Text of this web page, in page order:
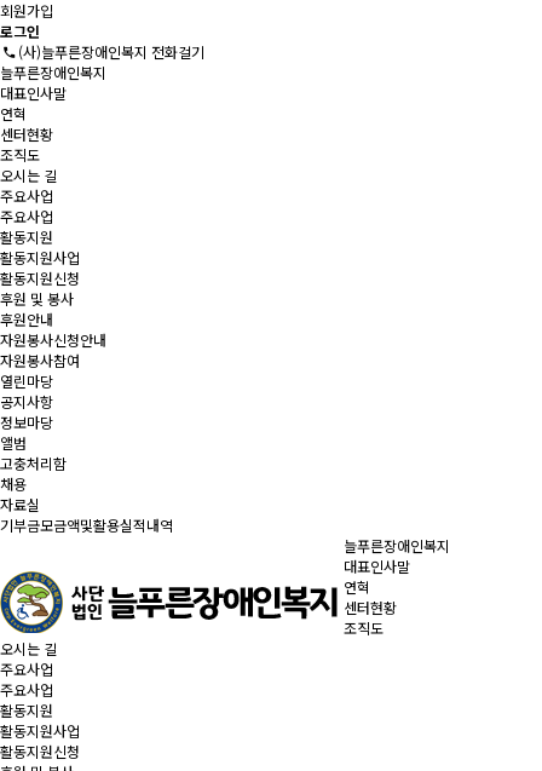
회원가입
로그인
(사)늘푸른장애인복지 전화걸기
늘푸른장애인복지
대표인사말
연혁
센터현황
조직도
오시는 길
주요사업
주요사업
활동지원
활동지원사업
활동지원신청
후원 및 봉사
후원안내
자원봉사신청안내
자원봉사참여
열린마당
공지사항
정보마당
앨범
고충처리함
채용
자료실
기부금모금액및활용실적내역
늘푸른장애인복지
대표인사말
연혁
센터현황
조직도
오시는 길
주요사업
주요사업
활동지원
활동지원사업
활동지원신청